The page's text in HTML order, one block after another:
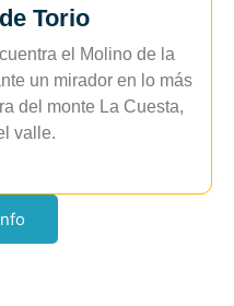
Torio
el Molino de la
un mirador en lo más
del monte La Cuesta,
valle.